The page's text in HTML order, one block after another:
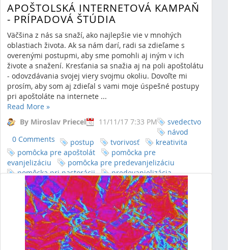
APOŠTOLSKÁ INTERNETOVÁ KAMPAŇ
- PRÍPADOVÁ ŠTÚDIA
Väčšina z nás sa snaží, ako najlepšie vie v mnohých
oblastiach života. Ak sa nám darí, radi sa zdieľame s
overenými postupmi, aby sme pomohli aj iným v ich
živote a snažení. Kresťania sa snažia aj na poli apoštolátu
- odovzdávania svojej viery svojmu okoliu. Dovoľte mi
prosím, aby som aj zdieľal s vami moje úspešné postupy
pri apoštoláte na internete ...
Read More »
By Miroslav Priecel
11/11/17 7:33 PM
0 Comments
svedectvo
návod
postup
tvorivosť
kreativita
pomôcka pre apoštolát
pomôcka pre
evanjelizáciu
pomôcka pre predevanjelizáciu
pomôcka pri pastorácii
predevanjelizácia
evanjelizácia
pomôcka pre pastoráciu
využitie
tvorivosti pre apoštolát
využitie tvorivosti pre
predevanjelizáciu
využitie tvorivosti pre
evanjelizáciu
krestanvpolitike
náboženstvo
postrehy
poradenstvo
povolanie
spoločenstvo
stretko facebook
statusy
zdieľanie
internet apoinka